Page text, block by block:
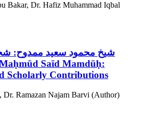
Bakar, Dr. Hafiz Muhammad Iqbal
شیخ محمود سعید ممدوح:
Scholarly Contributions
Dr. Ramazan Najam Barvi (Author)